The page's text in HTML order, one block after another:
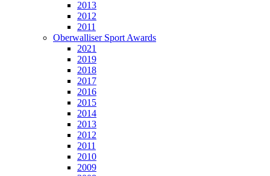
2013
2012
2011
Oberwalliser Sport Awards
2021
2019
2018
2017
2016
2015
2014
2013
2012
2011
2010
2009